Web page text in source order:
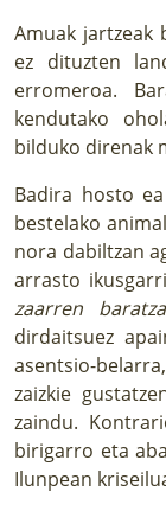
Amuak jartzeak
ez dituzten
erromeroa.
kendutako
bilduko direnak
Badira hosto
bestelako
nora dabiltzan
arrasto
zaarren baratza
dirdaitsuez
asentsio-
zaizkie
zaindu.
birigarro eta
Ilunpean